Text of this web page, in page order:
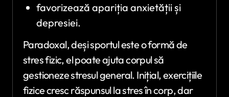
favorizează apariția anxietății și
depresiei.
Paradoxal, deși sportul este o formă de
stres fizic, el poate ajuta corpul să
gestioneze stresul general. Inițial, exercițiile
fizice cresc răspunsul la stres în corp, dar